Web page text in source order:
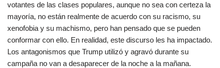
votantes de las clases populares, aunque no sea con certeza la
mayoría, no están realmente de acuerdo con su racismo, su
xenofobia y su machismo, pero han pensado que se pueden
conformar con ello. En realidad, este discurso les ha impactado.
Los antagonismos que Trump utilizó y agravó durante su
campaña no van a desaparecer de la noche a la mañana.